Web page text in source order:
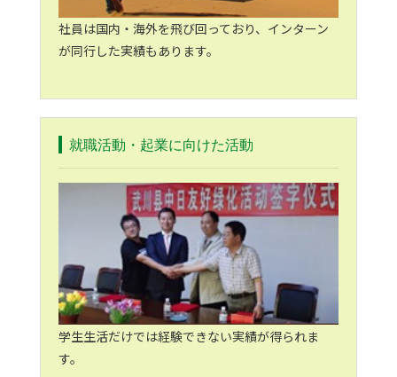
社員は国内・海外を飛び回っており、インターン
が同行した実績もあります。
就職活動・起業に向けた活動
学生生活だけでは経験できない実績が得られま
す。